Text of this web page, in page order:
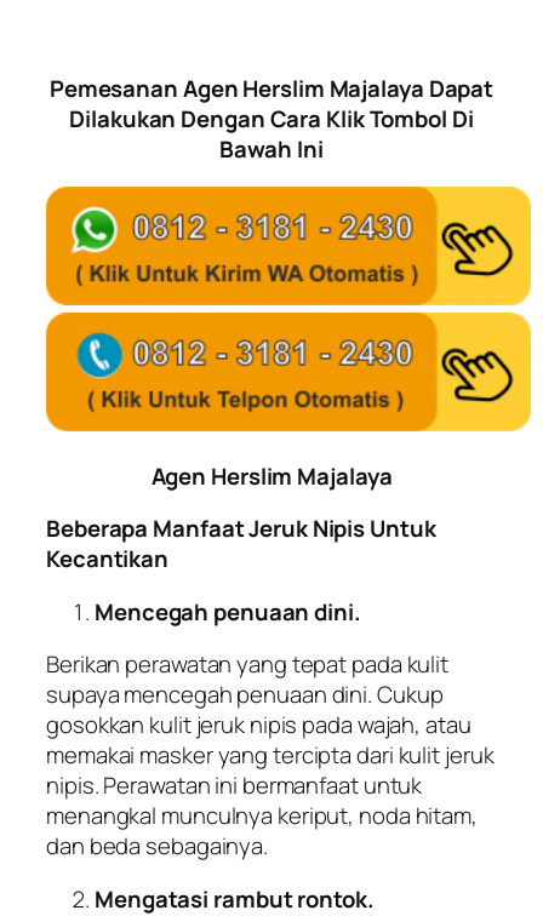
Pemesanan Agen Herslim Majalaya Dapat
Dilakukan Dengan Cara Klik Tombol Di
Bawah Ini
Agen Herslim Majalaya
Beberapa Manfaat Jeruk Nipis Untuk
Kecantikan
Mencegah penuaan dini.
Berikan perawatan yang tepat pada kulit
supaya mencegah penuaan dini. Cukup
gosokkan kulit jeruk nipis pada wajah, atau
memakai masker yang tercipta dari kulit jeruk
nipis. Perawatan ini bermanfaat untuk
menangkal munculnya keriput, noda hitam,
dan beda sebagainya.
Mengatasi rambut rontok.